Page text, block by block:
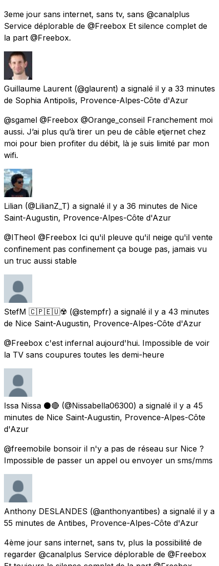
3eme jour sans internet, sans tv, sans @canalplus
Service déplorable de @Freebox Et silence complet de
la part @Freebox.
Guillaume Laurent (@glaurent) a signalé il y a 33 minutes
de Sophia Antipolis, Provence-Alpes-Côte d'Azur
@sgamel @Freebox @Orange_conseil Franchement moi
aussi. J’ai plus qu’à tirer un peu de câble etjernet chez
moi pour bien profiter du débit, là je suis limité par mon
wifi.
Lilian (@LilianZ_T) a signalé il y a 36 minutes de Nice
Saint-Augustin, Provence-Alpes-Côte d'Azur
@ITheoI @Freebox Ici qu'il pleuve qu'il neige qu'il vente
confinement pas confinement ça bouge pas, jamais vu
un truc aussi stable
StefM 🇨🇵🇪🇺☢️ (@stempfr) a signalé il y a 43 minutes
de Nice Saint-Augustin, Provence-Alpes-Côte d'Azur
@Freebox c'est infernal aujourd'hui. Impossible de voir
la TV sans coupures toutes les demi-heure
Issa Nissa ⚫🔴 (@Nissabella06300) a signalé il y a 45
minutes de Nice Saint-Augustin, Provence-Alpes-Côte
d'Azur
@freemobile bonsoir il n'y a pas de réseau sur Nice ?
Impossible de passer un appel ou envoyer un sms/mms
Anthony DESLANDES (@anthonyantibes) a signalé il y a
55 minutes de Antibes, Provence-Alpes-Côte d'Azur
4ème jour sans internet, sans tv, plus la possibilité de
regarder @canalplus Service déplorable de @Freebox